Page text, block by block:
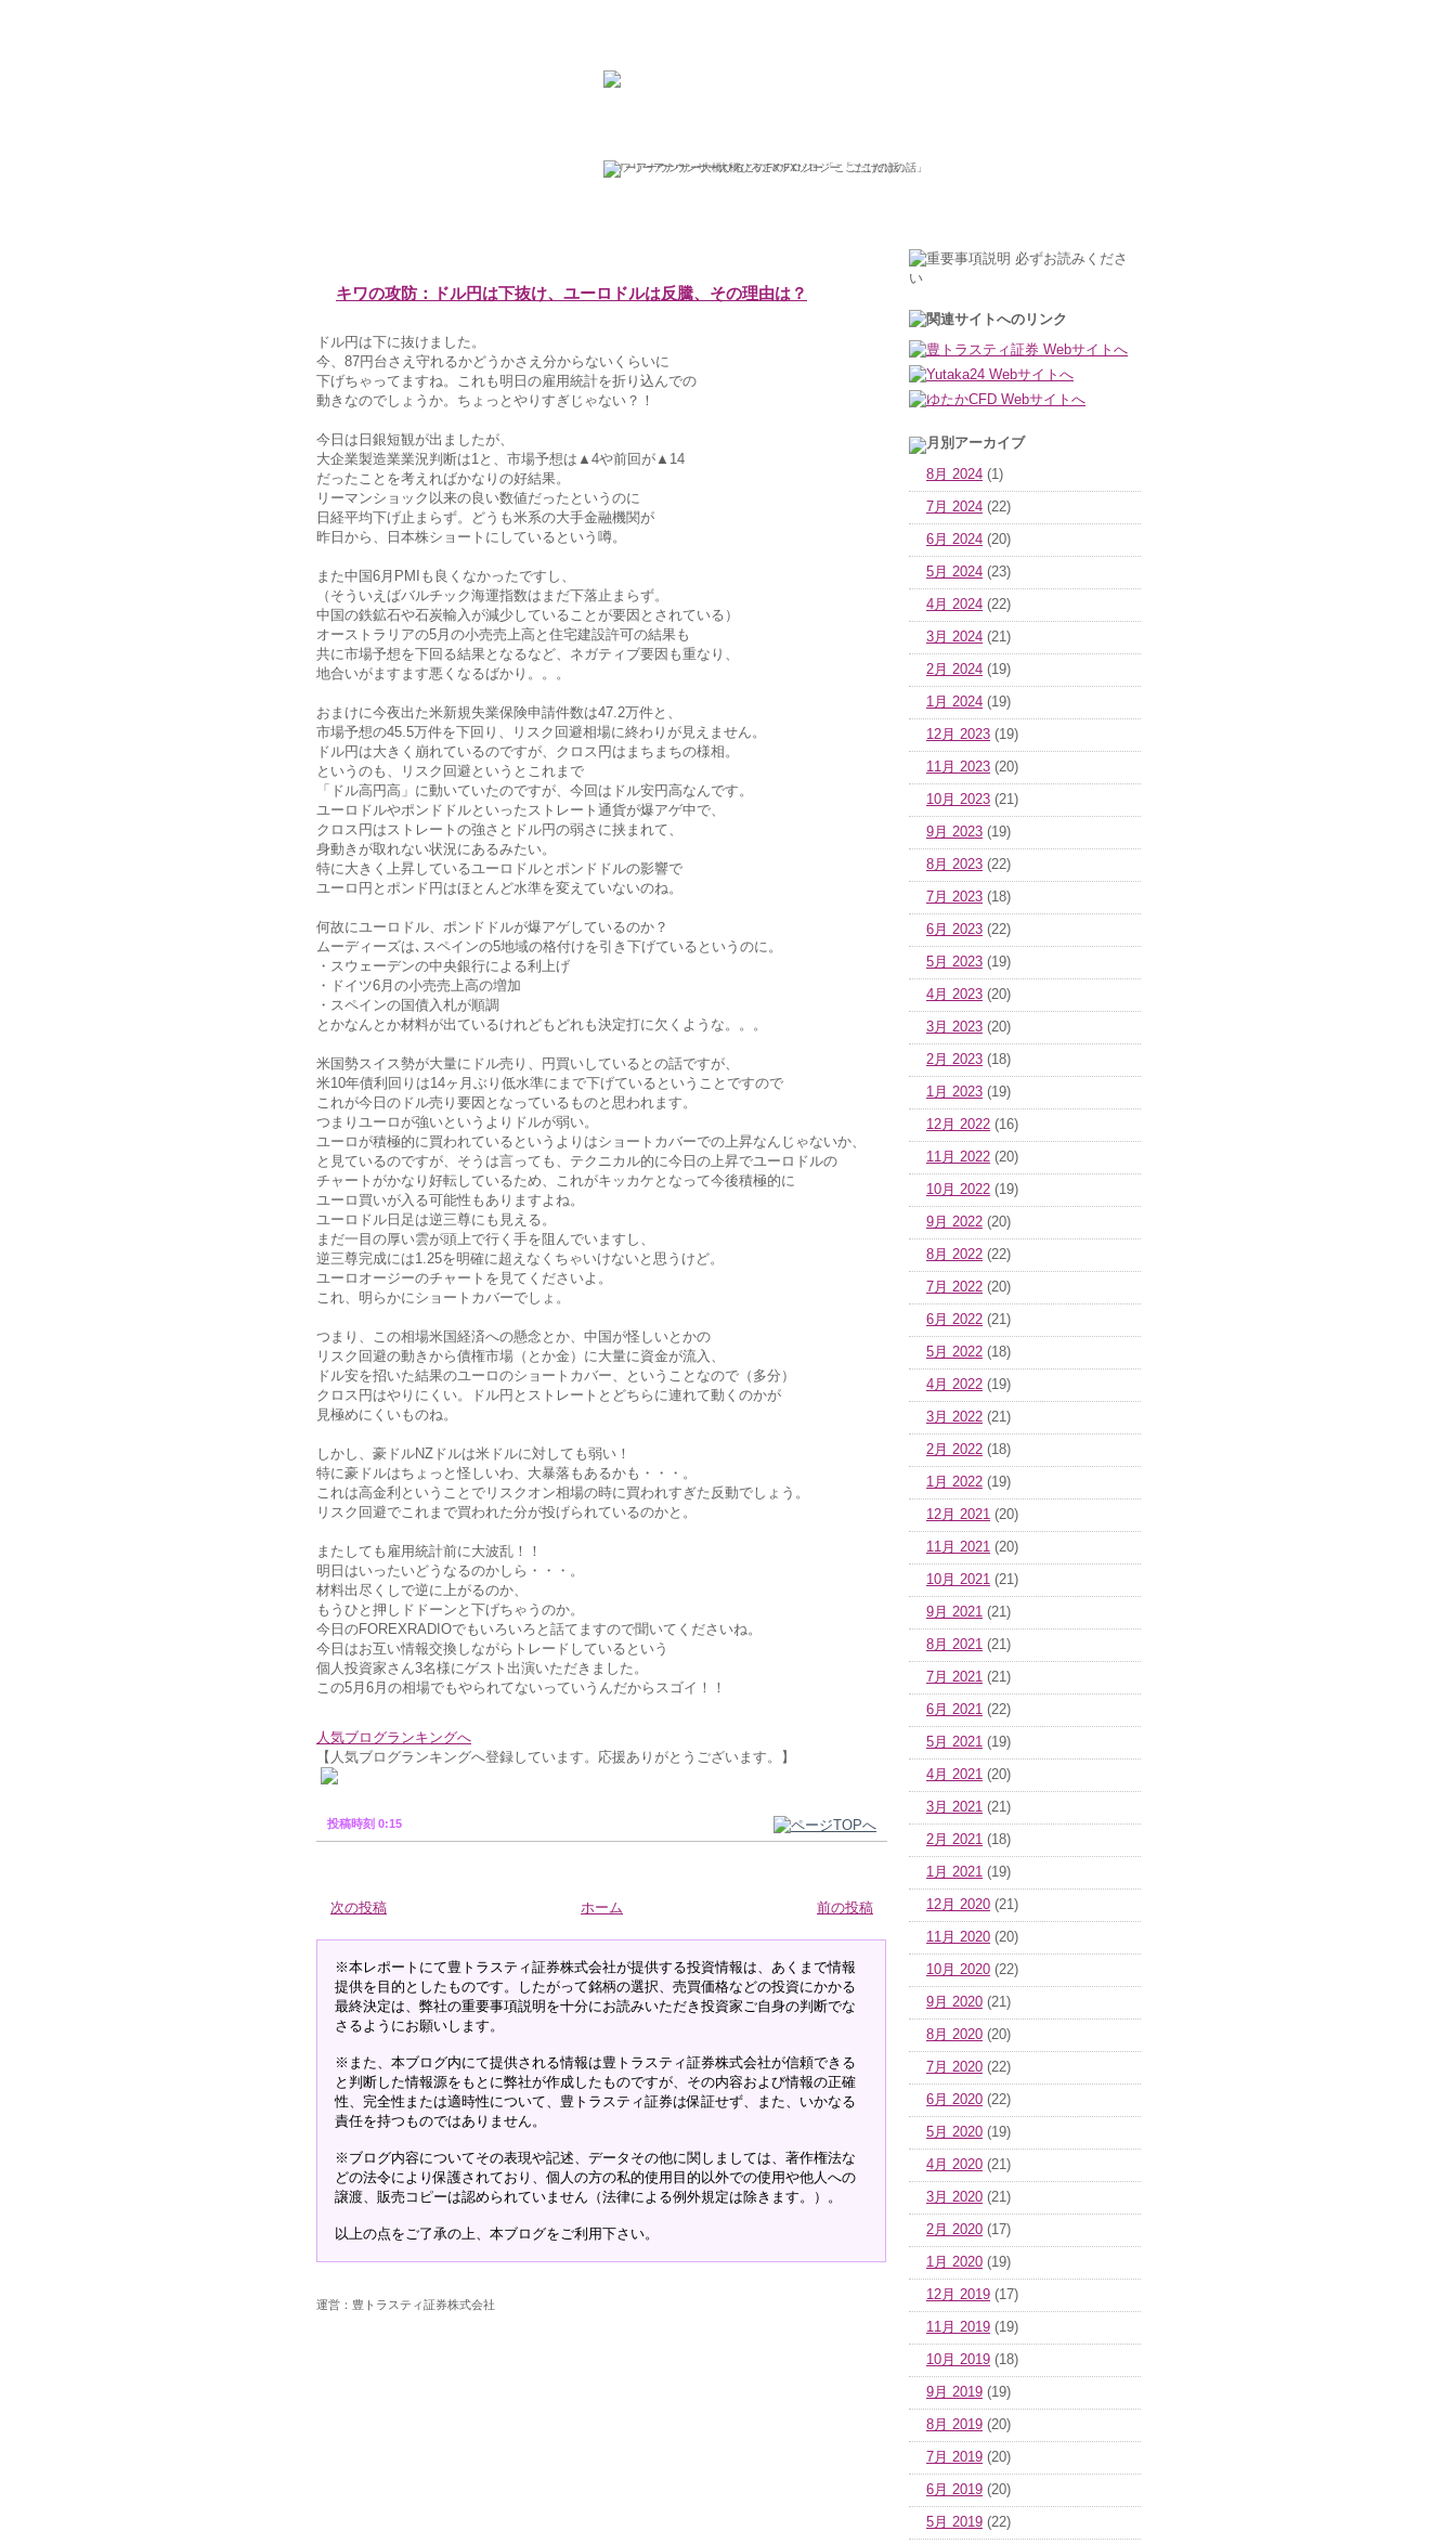
ひろこの“ボラタイル”な日々
フリーアナウンサー大橋ひろこのFXソロジー「ここだけの話」
キワの攻防：ドル円は下抜け、ユーロドルは反騰、その理由は？
ドル円は下に抜けました。
今、87円台さえ守れるかどうかさえ分からないくらいに
下げちゃってますね。これも明日の雇用統計を折り込んでの
動きなのでしょうか。ちょっとやりすぎじゃない？！
今日は日銀短観が出ましたが、
大企業製造業業況判断は1と、市場予想は▲4や前回が▲14
だったことを考えればかなりの好結果。
リーマンショック以来の良い数値だったというのに
日経平均下げ止まらず。どうも米系の大手金融機関が
昨日から、日本株ショートにしているという噂。
また中国6月PMIも良くなかったですし、
（そういえばバルチック海運指数はまだ下落止まらず。
中国の鉄鉱石や石炭輸入が減少していることが要因とされている）
オーストラリアの5月の小売売上高と住宅建設許可の結果も
共に市場予想を下回る結果となるなど、ネガティブ要因も重なり、
地合いがますます悪くなるばかり。。。
おまけに今夜出た米新規失業保険申請件数は47.2万件と、
市場予想の45.5万件を下回り、リスク回避相場に終わりが見えません。
ドル円は大きく崩れているのですが、クロス円はまちまちの様相。
というのも、リスク回避というとこれまで
「ドル高円高」に動いていたのですが、今回はドル安円高なんです。
ユーロドルやポンドドルといったストレート通貨が爆アゲ中で、
クロス円はストレートの強さとドル円の弱さに挟まれて、
身動きが取れない状況にあるみたい。
特に大きく上昇しているユーロドルとポンドドルの影響で
ユーロ円とポンド円はほとんど水準を変えていないのね。
何故にユーロドル、ポンドドルが爆アゲしているのか？
ムーディーズは､スペインの5地域の格付けを引き下げているというのに。
・スウェーデンの中央銀行による利上げ
・ドイツ6月の小売売上高の増加
・スペインの国債入札が順調
とかなんとか材料が出ているけれどもどれも決定打に欠くような。。。
米国勢スイス勢が大量にドル売り、円買いしているとの話ですが、
米10年債利回りは14ヶ月ぶり低水準にまで下げているということですので
これが今日のドル売り要因となっているものと思われます。
つまりユーロが強いというよりドルが弱い。
ユーロが積極的に買われているというよりはショートカバーでの上昇なんじゃないか、
と見ているのですが、そうは言っても、テクニカル的に今日の上昇でユーロドルの
チャートがかなり好転しているため、これがキッカケとなって今後積極的に
ユーロ買いが入る可能性もありますよね。
ユーロドル日足は逆三尊にも見える。
まだ一目の厚い雲が頭上で行く手を阻んでいますし、
逆三尊完成には1.25を明確に超えなくちゃいけないと思うけど。
ユーロオージーのチャートを見てくださいよ。
これ、明らかにショートカバーでしょ。
つまり、この相場米国経済への懸念とか、中国が怪しいとかの
リスク回避の動きから債権市場（とか金）に大量に資金が流入、
ドル安を招いた結果のユーロのショートカバー、ということなので（多分）
クロス円はやりにくい。ドル円とストレートとどちらに連れて動くのかが
見極めにくいものね。
しかし、豪ドルNZドルは米ドルに対しても弱い！
特に豪ドルはちょっと怪しいわ、大暴落もあるかも・・・。
これは高金利ということでリスクオン相場の時に買われすぎた反動でしょう。
リスク回避でこれまで買われた分が投げられているのかと。
またしても雇用統計前に大波乱！！
明日はいったいどうなるのかしら・・・。
材料出尽くしで逆に上がるのか、
もうひと押しドドーンと下げちゃうのか。
今日のFOREXRADIOでもいろいろと話てますので聞いてくださいね。
今日はお互い情報交換しながらトレードしているという
個人投資家さん3名様にゲスト出演いただきました。
この5月6月の相場でもやられてないっていうんだからスゴイ！！
人気ブログランキングへ
【人気ブログランキングへ登録しています。応援ありがとうございます。】
投稿時刻 0:15
次の投稿 前の投稿
ホーム
※本レポートにて豊トラスティ証券株式会社が提供する投資情報は、あくまで情報
提供を目的としたものです。したがって銘柄の選択、売買価格などの投資にかかる
最終決定は、弊社の重要事項説明を十分にお読みいただき投資家ご自身の判断でな
さるようにお願いします。
※また、本ブログ内にて提供される情報は豊トラスティ証券株式会社が信頼できる
と判断した情報源をもとに弊社が作成したものですが、その内容および情報の正確
性、完全性または適時性について、豊トラスティ証券は保証せず、また、いかなる
責任を持つものではありません。
※ブログ内容についてその表現や記述、データその他に関しましては、著作権法な
どの法令により保護されており、個人の方の私的使用目的以外での使用や他人への
譲渡、販売コピーは認められていません（法律による例外規定は除きます。）。
以上の点をご了承の上、本ブログをご利用下さい。
運営：豊トラスティ証券株式会社
8月 2024 (1)
7月 2024 (22)
6月 2024 (20)
5月 2024 (23)
4月 2024 (22)
3月 2024 (21)
2月 2024 (19)
1月 2024 (19)
12月 2023 (19)
11月 2023 (20)
10月 2023 (21)
9月 2023 (19)
8月 2023 (22)
7月 2023 (18)
6月 2023 (22)
5月 2023 (19)
4月 2023 (20)
3月 2023 (20)
2月 2023 (18)
1月 2023 (19)
12月 2022 (16)
11月 2022 (20)
10月 2022 (19)
9月 2022 (20)
8月 2022 (22)
7月 2022 (20)
6月 2022 (21)
5月 2022 (18)
4月 2022 (19)
3月 2022 (21)
2月 2022 (18)
1月 2022 (19)
12月 2021 (20)
11月 2021 (20)
10月 2021 (21)
9月 2021 (21)
8月 2021 (21)
7月 2021 (21)
6月 2021 (22)
5月 2021 (19)
4月 2021 (20)
3月 2021 (21)
2月 2021 (18)
1月 2021 (19)
12月 2020 (21)
11月 2020 (20)
10月 2020 (22)
9月 2020 (21)
8月 2020 (20)
7月 2020 (22)
6月 2020 (22)
5月 2020 (19)
4月 2020 (21)
3月 2020 (21)
2月 2020 (17)
1月 2020 (19)
12月 2019 (17)
11月 2019 (19)
10月 2019 (18)
9月 2019 (19)
8月 2019 (20)
7月 2019 (20)
6月 2019 (20)
5月 2019 (22)